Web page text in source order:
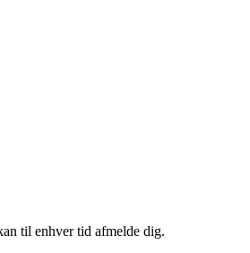
til enhver tid afmelde dig.